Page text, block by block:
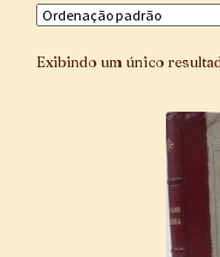
Exibindo um único